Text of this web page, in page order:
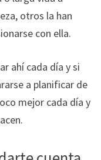
otros la han
con ella.
ahí cada día y si
a planificar de
mejor cada día y